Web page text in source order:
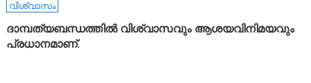
വിശ്വാസം
ദാമ്പത്യബന്ധത്തിൽ വിശ്വാസവും ആശയവിനിമയവും
പ്രധാനമാണ്.